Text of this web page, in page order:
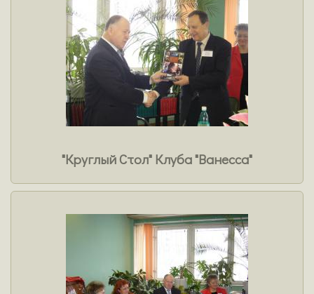
"Круглый Стол" Клуба "Ванесса"